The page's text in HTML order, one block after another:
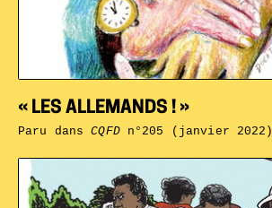
« LES ALLEMANDS ! »
Paru dansCQFDn°205 (janvier 2022)